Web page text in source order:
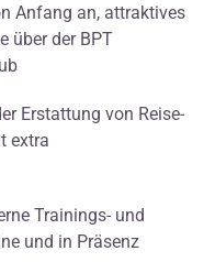
Anfang an, attraktives
über der BPT
Erstattung von Reise-
extra
Trainings- und
und in Präsenz